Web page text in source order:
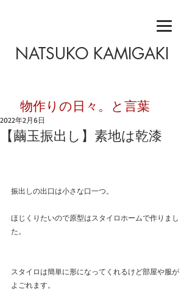
NATSUKO KAMIGAKI
​物作りの日々。と言葉
【繭玉振出し】素地は乾漆
2022年2月6日
振出しの出口は小さな口一つ。
ほじくりたいので原型はスタイロホームで作りまし
た。
スタイロは簡単に形になってくれるけど部屋や服が
よごれます。